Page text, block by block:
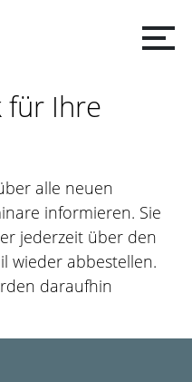
für Ihre
alle neuen
informieren. Sie
jederzeit über den
wieder abbestellen.
daraufhin